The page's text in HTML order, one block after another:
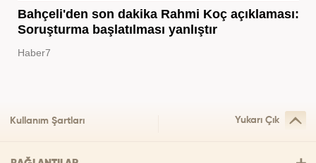
Bahçeli'den son dakika Rahmi Koç açıklaması:
Soruşturma başlatılması yanlıştır
Haber7
Kullanım Şartları Yukarı Çık